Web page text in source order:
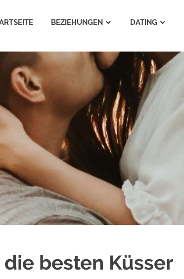
BEZIEHUNGEN DATING
besten Küsser